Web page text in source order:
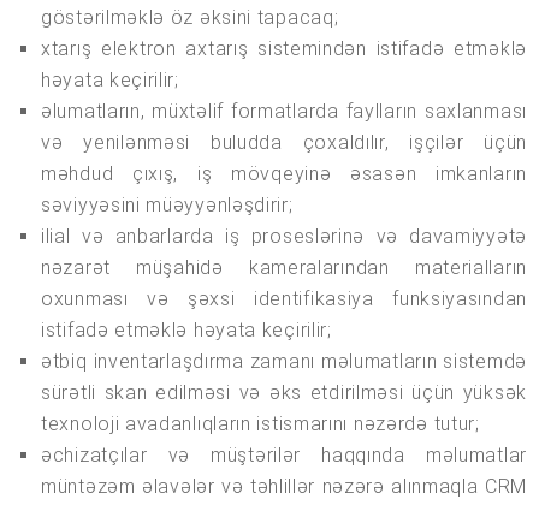
göstərilməklə öz əksini tapacaq;
xtarış elektron axtarış sistemindən istifadə etməklə
həyata keçirilir;
əlumatların, müxtəlif formatlarda faylların saxlanması
və yenilənməsi buludda çoxaldılır, işçilər üçün
məhdud çıxış, iş mövqeyinə əsasən imkanların
səviyyəsini müəyyənləşdirir;
ilial və anbarlarda iş proseslərinə və davamiyyətə
nəzarət müşahidə kameralarından materialların
oxunması və şəxsi identifikasiya funksiyasından
istifadə etməklə həyata keçirilir;
ətbiq inventarlaşdırma zamanı məlumatların sistemdə
sürətli skan edilməsi və əks etdirilməsi üçün yüksək
texnoloji avadanlıqların istismarını nəzərdə tutur;
əchizatçılar və müştərilər haqqında məlumatlar
müntəzəm əlavələr və təhlillər nəzərə alınmaqla CRM